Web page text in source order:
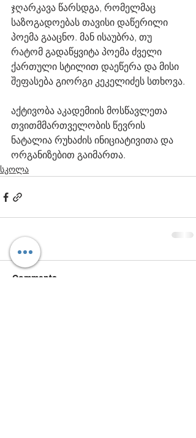
ჯღარკავა წარსდგა, რომელმაც
საზოგადოებას თავისი დაწერილი
პოემა გააცნო. მან ისაუბრა, თუ
რატომ გადაწყვიტა პოემა ძველი
ქართული სტილით დაეწერა და მისი
შეფასება გიორგი კეკელიძეს სთხოვა.
აქტივობა აკადემიის მოსწავლეთა
თვითმმართველობის წევრის
ნატალია რუხაძის ინიციატივითა და
ორგანიზებით გაიმართა.
სკოლა
Comments